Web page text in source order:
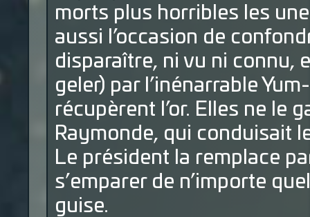
morts plus horribles les
aussi l’occasion de
disparaître, ni vu ni connu,
geler) par l’inénarrable
récupèrent l’or. Elles ne le
Raymonde, qui conduisait
Le président la remplace
s’emparer de n’importe
guise.